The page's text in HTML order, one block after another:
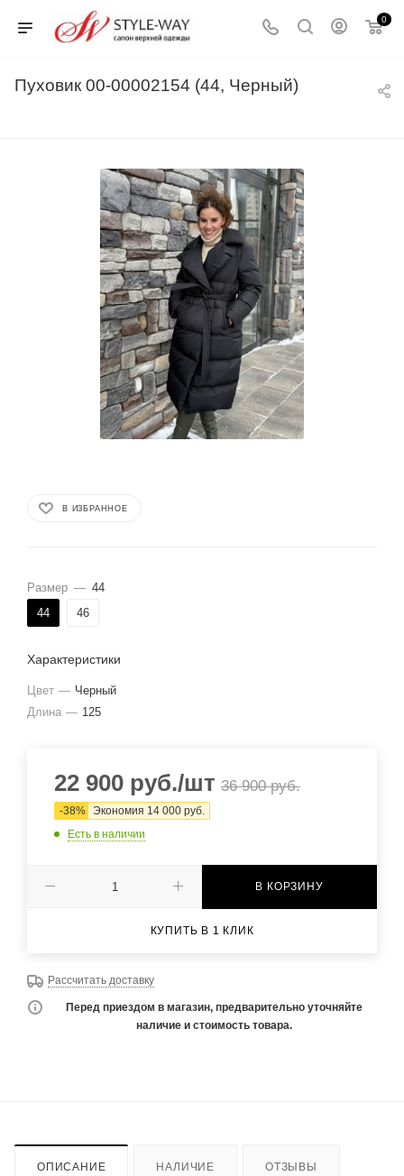
0
Пуховик 00-00002154 (44, Черный)
В ИЗБРАННОЕ
Размер — 44
44
46
Характеристики
Цвет — Черный
Длина — 125
22 900 руб./шт 36 900руб.
-38% Экономия 14 000 руб.
Есть в наличии
В КОРЗИНУ
КУПИТЬ В 1 КЛИК
Рассчитать доставку
Перед приездом в магазин, предварительно уточняйте
наличие и стоимость товара.
ОПИСАНИЕ НАЛИЧИЕ ОТЗЫВЫ